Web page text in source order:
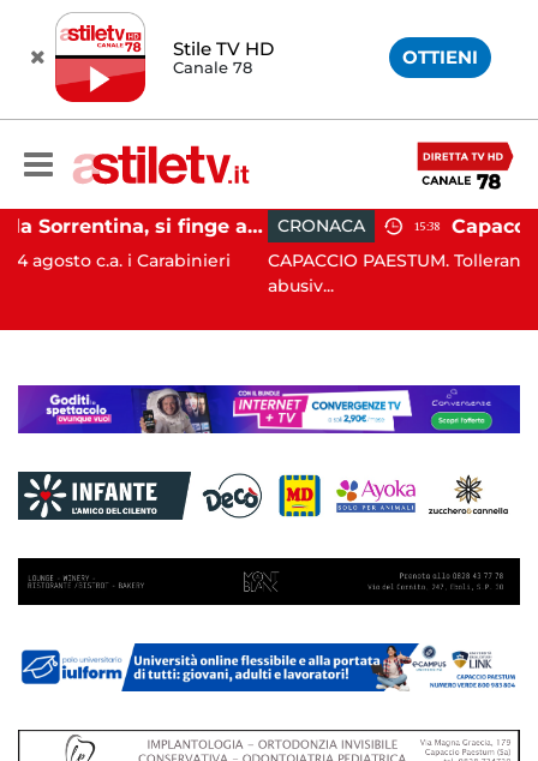
Stile TV HD
Canale 78 OTTIENI
Penisola Sorrentina, si finge addetto pulizie per violentare turista in albergo: 37enne in carcere
i Carabinieri
CRONACA 15:38
CAPACCIO PAESTUM. Tolleranza zero contro